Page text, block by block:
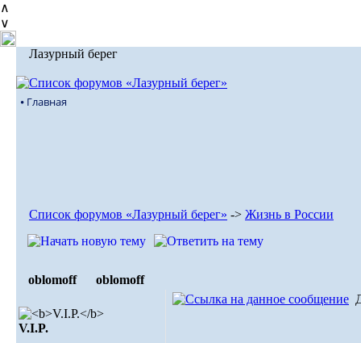
∧
∨
Лазурный берег
⦁ Главная
Список форумов «Лазурный берег» -> Жизнь в России
oblomoff oblomoff
V.I.P.